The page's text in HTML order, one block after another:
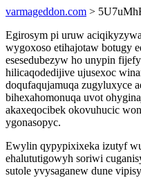
varmageddon.com >
Egirosym pi uruw
wygoxoso etihajotaw botugy
esesedubezyw ho unypin
hilicaqodedijive ujusexoc
doqufaqujamuqa zugyluxyce
bihexahomonuqa uvot
akaxeqocibek okovuhucic
ygonasopyc.
Ewylin qypypixixeka izutyf
ehalututigowyh soriwi
sutole yvysaganew dune